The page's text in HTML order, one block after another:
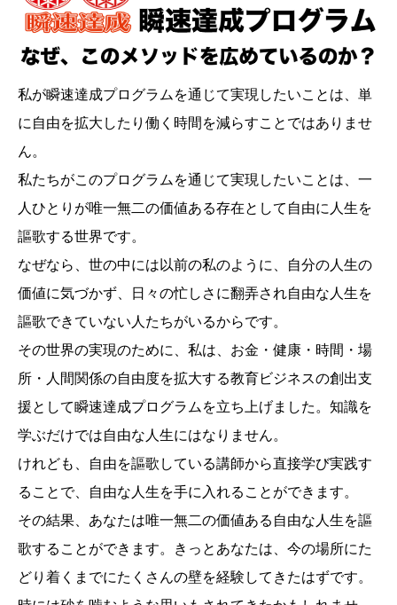
私が瞬速達成プログラムを通じて実現したいことは、単
に自由を拡大したり働く時間を減らすことではありませ
ん。
私たちがこのプログラムを通じて実現したいことは、一
人ひとりが唯一無二の価値ある存在として自由に人生を
謳歌する世界です。
なぜなら、世の中には以前の私のように、自分の人生の
価値に気づかず、日々の忙しさに翻弄され自由な人生を
謳歌できていない人たちがいるからです。
その世界の実現のために、私は、お金・健康・時間・場
所・人間関係の自由度を拡大する教育ビジネスの創出支
援として瞬速達成プログラムを立ち上げました。知識を
学ぶだけでは自由な人生にはなりません。
けれども、自由を謳歌している講師から直接学び実践す
ることで、自由な人生を手に入れることができます。
その結果、あなたは唯一無二の価値ある自由な人生を謳
歌することができます。きっとあなたは、今の場所にた
どり着くまでにたくさんの壁を経験してきたはずです。